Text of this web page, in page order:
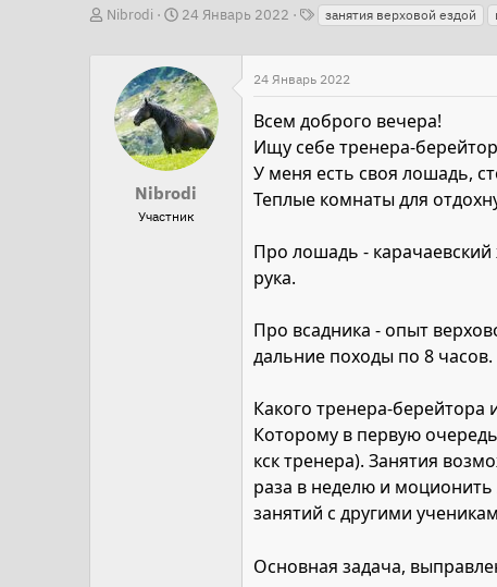
А
Nibrodi
Д
т
а
н
а
ч
а
л
24 Январь 2022
Т
е
занятия верховой ездой
Nibrodi
Участник
24 Январь 2022
Всем доброго вечера!
Ищу себе тренера-
У меня есть своя лошадь,
Теплые комнаты для
Про лошадь -
рука.
Про всадника - опыт
дальние походы по 8
Какого тренера-берейтора
Которому в первую
кск тренера). Занятия
раза в неделю и
занятий с другими
Основная задача,